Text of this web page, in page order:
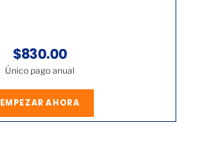
$830.00
Único pago anual
EMPEZAR AHORA